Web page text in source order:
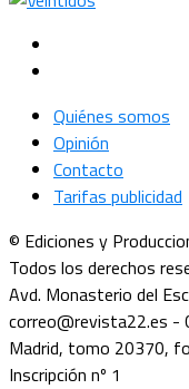
Quiénes somos
Opinión
Contacto
Tarifas publicidad
© Ediciones y
Todos los derechos
Avd. Monasterio del
correo@revista22.es -
Madrid, tomo 20370,
Inscripción nº 1